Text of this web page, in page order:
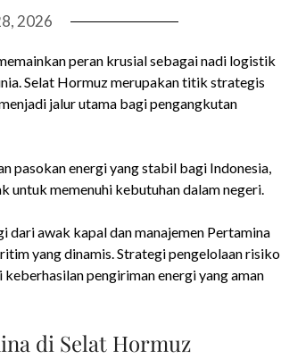
2026
peran krusial sebagai nadi logistik
Selat Hormuz merupakan titik strategis
jalur utama bagi pengangkutan
pasokan energi yang stabil bagi Indonesia,
untuk memenuhi kebutuhan dalam negeri.
dari awak kapal dan manajemen Pertamina
yang dinamis. Strategi pengelolaan risiko
pengiriman energi yang aman
di Selat Hormuz